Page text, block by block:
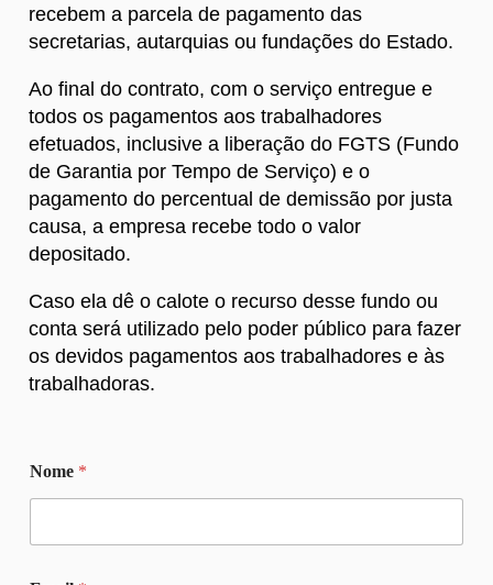
recebem a parcela de pagamento das
secretarias, autarquias ou fundações do Estado.
Ao final do contrato, com o serviço entregue e
todos os pagamentos aos trabalhadores
efetuados, inclusive a liberação do FGTS (Fundo
de Garantia por Tempo de Serviço) e o
pagamento do percentual de demissão por justa
causa, a empresa recebe todo o valor
depositado.
Caso ela dê o calote o recurso desse fundo ou
conta será utilizado pelo poder público para fazer
os devidos pagamentos aos trabalhadores e às
trabalhadoras.
Nome *